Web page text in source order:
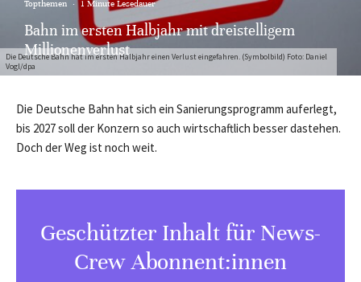
Die Deutsche Bahn hat im ersten Halbjahr einen Verlust eingefahren. (Symbolbild) Foto: Daniel
Vogl/dpa
Topthemen · 1 Minute Lesedauer
Bahn im ersten Halbjahr mit dreistelligem
Millionenverlust
Die Deutsche Bahn hat sich ein Sanierungsprogramm auferlegt,
bis 2027 soll der Konzern so auch wirtschaftlich besser dastehen.
Doch der Weg ist noch weit.
Geschützter Inhalt für News-
Crew Abonnent:innen